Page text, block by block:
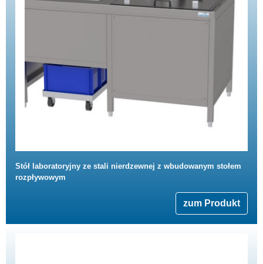
Stół laboratoryjny ze stali nierdzewnej z wbudowanym stołem
rozpływowym
zum Produkt